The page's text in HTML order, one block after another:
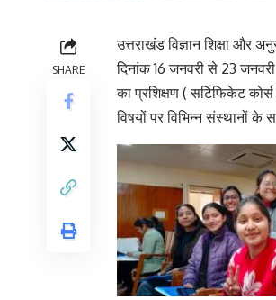
SHARE
उत्तराखंड विज्ञान शिक्षा
दिनांक 16 जनवरी से 23
का प्रशिक्षण ( सर्टिफिकेट
विषयों पर विभिन्न संस्थानों